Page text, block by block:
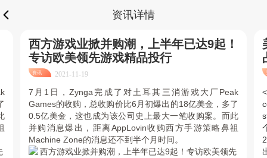
资讯详情
西方游戏业掀并购潮，上半年已达9起！
专访欧美领先游戏精品投行
资讯 2021-11-19
7月1日，Zynga完成了对土耳其三消游戏大厂Peak
Games的收购，总收购价比6月初爆出的18亿美金，多了
0.5亿美金，这也成为该公司史上最大一笔收购案。而此
并购消息爆出，距离AppLovin收购西方手游策略鼻祖
Machine Zone的消息还不到半个月时间。